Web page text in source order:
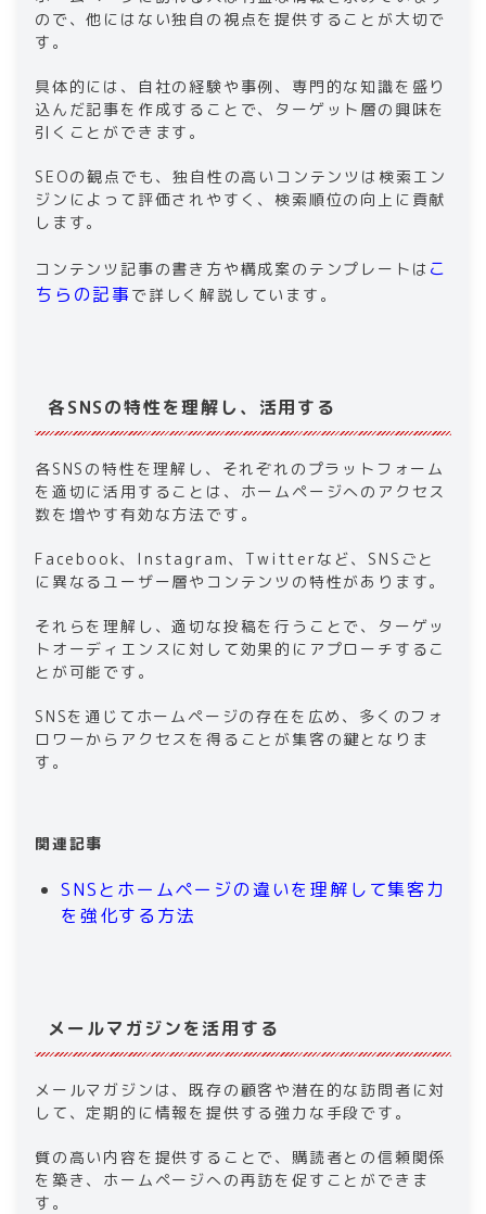
ので、他にはない独自の視点を提供することが大切で
す。
具体的には、自社の経験や事例、専門的な知識を盛り
込んだ記事を作成することで、ターゲット層の興味を
引くことができます。
SEOの観点でも、独自性の高いコンテンツは検索エン
ジンによって評価されやすく、検索順位の向上に貢献
します。
コンテンツ記事の書き方や構成案のテンプレートは こ
ちらの記事 で詳しく解説しています。
各SNSの特性を理解し、活用する
各SNSの特性を理解し、それぞれのプラットフォーム
を適切に活用することは、ホームページへのアクセス
数を増やす有効な方法です。
Facebook、Instagram、Twitterなど、SNSごと
に異なるユーザー層やコンテンツの特性があります。
それらを理解し、適切な投稿を行うことで、ターゲッ
トオーディエンスに対して効果的にアプローチするこ
とが可能です。
SNSを通じてホームページの存在を広め、多くのフォ
ロワーからアクセスを得ることが集客の鍵となりま
す。
関連記事
​​SNSとホームページの違いを理解して集客力
を強化する方法​
メールマガジンを活用する
メールマガジンは、既存の顧客や潜在的な訪問者に対
して、定期的に情報を提供する強力な手段です。
質の高い内容を提供することで、購読者との信頼関係
を築き、ホームページへの再訪を促すことができま
す。